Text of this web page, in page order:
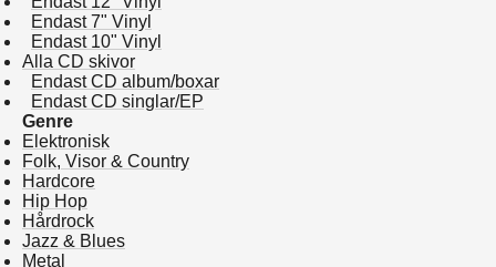
Endast 7" Vinyl
Endast 10" Vinyl
Alla CD skivor
Endast CD album/boxar
Endast CD singlar/EP
Genre
Elektronisk
Folk, Visor & Country
Hardcore
Hip Hop
Hårdrock
Jazz & Blues
Metal